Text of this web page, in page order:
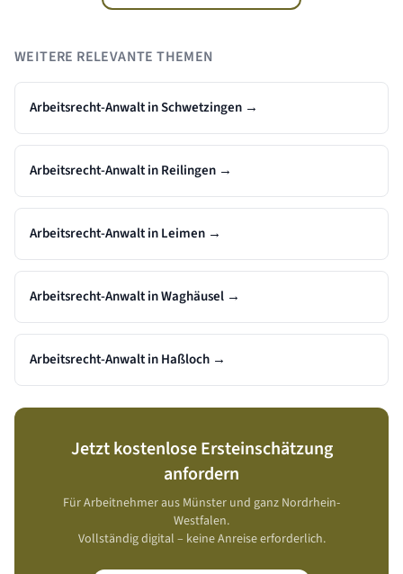
WEITERE RELEVANTE THEMEN
Arbeitsrecht-Anwalt in Schwetzingen →
Arbeitsrecht-Anwalt in Reilingen →
Arbeitsrecht-Anwalt in Leimen →
Arbeitsrecht-Anwalt in Waghäusel →
Arbeitsrecht-Anwalt in Haßloch →
Jetzt kostenlose Ersteinschätzung
anfordern
Für Arbeitnehmer aus Münster und ganz Nordrhein-
Westfalen.
Vollständig digital – keine Anreise erforderlich.